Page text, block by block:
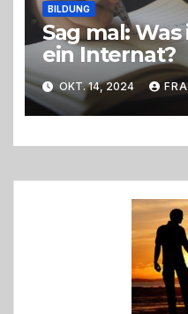
BILDUNG
Sag mal:
ein Internat?
OKT. 14, 2024